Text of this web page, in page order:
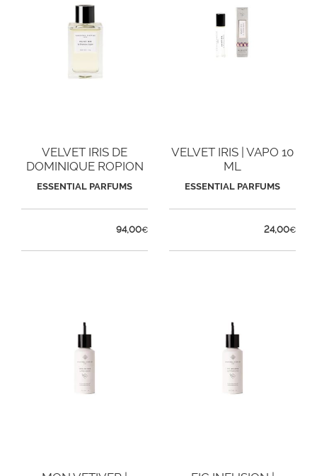
VELVET IRIS DE
DOMINIQUE ROPION
ESSENTIAL PARFUMS
94,00€
VELVET IRIS | VAPO 10
ML
ESSENTIAL PARFUMS
24,00€